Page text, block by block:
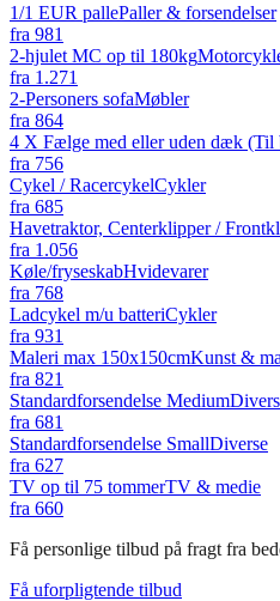
1/1 EUR pallePaller & forsendelser
fra 981
2-hjulet MC op til 180kg
fra 1.271
2-Personers sofaMøbler
fra 864
4 X Fælge med eller uden dæk (Til
fra 756
Cykel / RacercykelCykler
fra 685
Havetraktor, Centerklipper /
fra 1.056
Køle/fryseskabHvidevarer
fra 768
Ladcykel m/u batteriCykler
fra 931
Maleri max 150x150cmKunst &
fra 821
Standardforsendelse Medium
fra 681
Standardforsendelse SmallDiverse
fra 627
TV op til 75 tommerTV & medie
fra 660
Få personlige tilbud på fragt fra
Få uforpligtende tilbud